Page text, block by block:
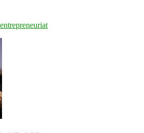
entrepreneuriat